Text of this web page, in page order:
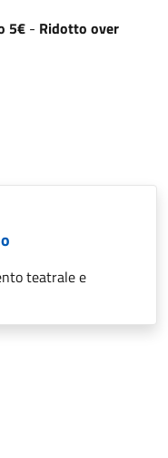
5€ - Ridotto over
teatrale e